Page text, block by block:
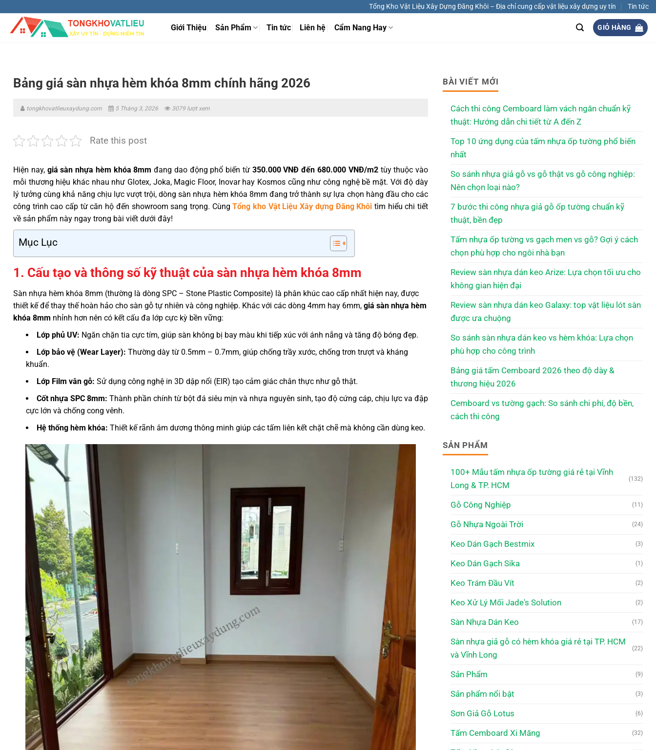
nội
Tổng Kho Vật Liệu Xây Dựng Đăng Khôi – Địa chỉ cung cấp vật liệu xây dựng uy tín Tin tức
Giới Thiệu Sản Phẩm Tin tức Liên hệ Cẩm Nang Hay GIỎ HÀNG
Bảng giá sàn nhựa hèm khóa 8mm chính hãng 2026
tongkhovatlieuxaydung.com 5 Tháng 3, 2026 3079 lượt xem
Rate this post
Hiện nay, giá sàn nhựa hèm khóa 8mm đang dao động phổ biến từ 350.000 VNĐ đến 680.000 VNĐ/m2tùy thuộc vào
mỗi thương hiệu khác nhau như Glotex, Joka, Magic Floor, Inovar hay Kosmos cũng như công nghệ bề mặt. Với độ dày
lý tưởng cùng khả năng chịu lực vượt trội, dòng sàn nhựa hèm khóa 8mm đang trở thành sự lựa chọn hàng đầu cho các
công trình cao cấp từ căn hộ đến showroom sang trọng. CùngTổng kho Vật Liệu Xây dựng Đăng Khôi tìm hiểu chi tiết
về sản phẩm này ngay trong bài viết dưới đây!
Mục Lục
1. Cấu tạo và thông số kỹ thuật của sàn nhựa hèm khóa 8mm
Sàn nhựa hèm khóa 8mm (thường là dòng SPC – Stone Plastic Composite) là phân khúc cao cấp nhất hiện nay, được
thiết kế để thay thế hoàn hảo cho sàn gỗ tự nhiên và công nghiệp. Khác với các dòng 4mm hay 6mm, giá sàn nhựa hèm
khóa 8mm nhỉnh hơn nên có kết cấu đa lớp cực kỳ bền vững:
Lớp phủ UV: Ngăn chặn tia cực tím, giúp sàn không bị bay màu khi tiếp xúc với ánh nắng và tăng độ bóng đẹp.
Lớp bảo vệ (Wear Layer): Thường dày từ 0.5mm – 0.7mm, giúp chống trầy xước, chống trơn trượt và kháng
khuẩn.
Lớp Film vân gỗ: Sử dụng công nghệ in 3D dập nổi (EIR) tạo cảm giác chân thực như gỗ thật.
Cốt nhựa SPC 8mm: Thành phần chính từ bột đá siêu mịn và nhựa nguyên sinh, tạo độ cứng cáp, chịu lực va đập
cực lớn và chống cong vênh.
Hệ thống hèm khóa: Thiết kế rãnh âm dương thông minh giúp các tấm liên kết chặt chẽ mà không cần dùng keo.
BÀI VIẾT MỚI
Cách thi công Cemboard làm vách ngăn chuẩn kỹ
thuật: Hướng dẫn chi tiết từ A đến Z
Top 10 ứng dụng của tấm nhựa ốp tường phổ biến
nhất
So sánh nhựa giả gỗ vs gỗ thật vs gỗ công nghiệp:
Nên chọn loại nào?
7 bước thi công nhựa giả gỗ ốp tường chuẩn kỹ
thuật, bền đẹp
Tấm nhựa ốp tường vs gạch men vs gỗ? Gợi ý cách
chọn phù hợp cho ngôi nhà bạn
Review sàn nhựa dán keo Arize: Lựa chọn tối ưu cho
không gian hiện đại
Review sàn nhựa dán keo Galaxy: top vật liệu lót sàn
được ưa chuộng
So sánh sàn nhựa dán keo vs hèm khóa: Lựa chọn
phù hợp cho công trình
Bảng giá tấm Cemboard 2026 theo độ dày &
thương hiệu 2026
Cemboard vs tường gạch: So sánh chi phí, độ bền,
cách thi công
SẢN PHẨM
100+ Mẫu tấm nhựa ốp tường giá rẻ tại Vĩnh
Long & TP. HCM
(132)
Gỗ Công Nghiệp (11)
Gỗ Nhựa Ngoài Trời (24)
Keo Dán Gạch Bestmix (3)
Keo Dán Gạch Sika (1)
Keo Trám Đầu Vít (2)
Keo Xử Lý Mối Jade's Solution (2)
Sàn Nhựa Dán Keo (17)
Sàn nhựa giả gỗ có hèm khóa giá rẻ tại TP. HCM
và Vĩnh Long
(22)
Sản Phẩm (9)
Sản phẩm nổi bật (3)
Sơn Giả Gỗ Lotus (6)
Tấm Cemboard Xi Măng (32)